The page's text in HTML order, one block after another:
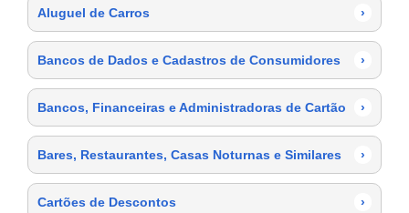
Aluguel de Carros ›
Bancos de Dados e Cadastros de Consumidores ›
Bancos, Financeiras e Administradoras de Cartão ›
Bares, Restaurantes, Casas Noturnas e Similares ›
Cartões de Descontos ›